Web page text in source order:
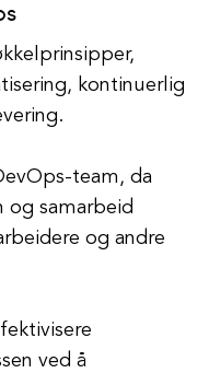
kontinuerlig
team, da
og samarbeid
og andre
ved å